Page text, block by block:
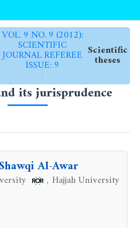
VOL. 9 NO. 9 (2012):
SCIENTIFIC
JOURNAL REFEREE
ISSUE: 9
/
Scientific
theses
its jurisprudence
Al-Awar
,Hajjah University